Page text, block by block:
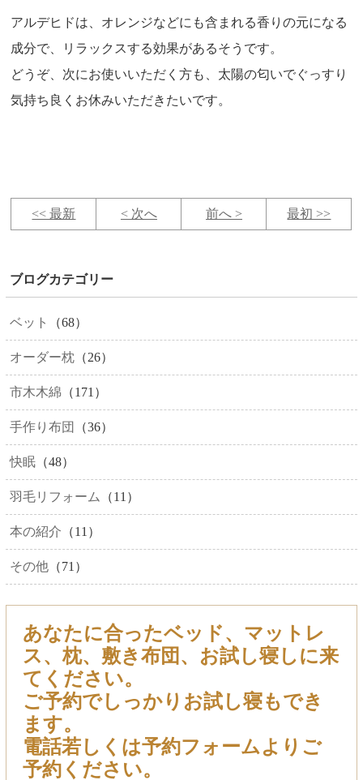
アルデヒドは、オレンジなどにも含まれる香りの元になる
成分で、リラックスする効果があるそうです。
どうぞ、次にお使いいただく方も、太陽の匂いでぐっすり
気持ち良くお休みいただきたいです。
<< 最新 < 次へ 前へ > 最初 >>
ブログカテゴリー
ベット （68）
オーダー枕（26）
市木木綿（171）
手作り布団 （36）
快眠（48）
羽毛リフォーム （11）
本の紹介 （11）
その他（71）
あなたに合ったベッド、マットレ
ス、枕、敷き布団、お試し寝しに来
てください。
ご予約でしっかりお試し寝もでき
ます。
電話若しくは予約フォームよりご
予約ください。